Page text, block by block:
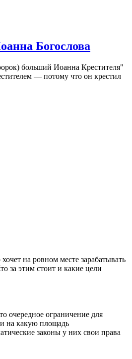
Богослова
больший Иоанна Крестителя"
— потому что он крестил
на ровном месте зарабатывать
за этим стоит и какие цели
очередное ограничение для
и на какую площадь
законы у них свои права